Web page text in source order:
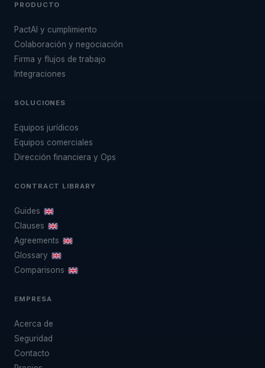
PRODUCTO
PactAI y cumplimiento
Colaboración y negociación
Firma y flujos de trabajo
Integraciones
SOLUCIONES
Equipos jurídicos
Equipos comerciales
Dirección financiera y Ops
CONTRACT LIBRARY
Guides
Clauses
Agreements
Glossary
Comparisons
EMPRESA
Acerca de
Seguridad
Contacto